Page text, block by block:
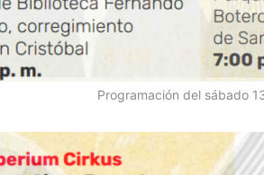
Programación del sábado